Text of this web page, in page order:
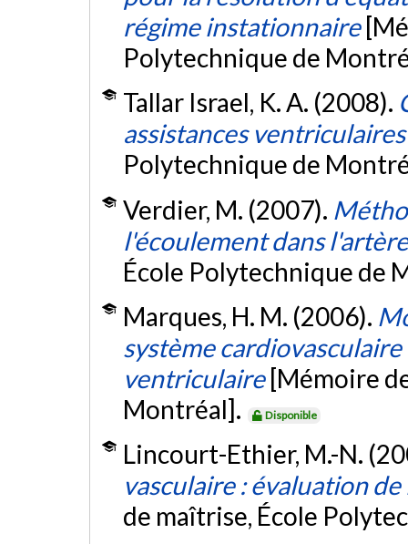
régime instationnaire
Polytechnique de
Tallar Israel, K. A. (2008).
assistances ventriculaires
Polytechnique de
Verdier, M. (2007).
l'écoulement dans
École Polytechnique de
Marques, H. M. (2006).
système cardiovasculaire
ventriculaire [Mémoire
Montréal].
Disponible
Lincourt-Ethier, M.-N.
vasculaire : évaluation
de maîtrise, École